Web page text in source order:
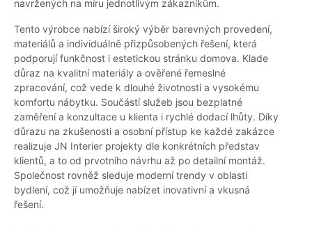
navržených na míru jednotlivým zákazníkům.
Tento výrobce nabízí široký výběr barevných provedení,
materiálů a individuálně přizpůsobených řešení, která
podporují funkčnost i estetickou stránku domova. Klade
důraz na kvalitní materiály a ověřené řemeslné
zpracování, což vede k dlouhé životnosti a vysokému
komfortu nábytku. Součástí služeb jsou bezplatné
zaměření a konzultace u klienta i rychlé dodací lhůty. Díky
důrazu na zkušenosti a osobní přístup ke každé zakázce
realizuje JN Interier projekty dle konkrétních představ
klientů, a to od prvotního návrhu až po detailní montáž.
Společnost rovněž sleduje moderní trendy v oblasti
bydlení, což jí umožňuje nabízet inovativní a vkusná
řešení.